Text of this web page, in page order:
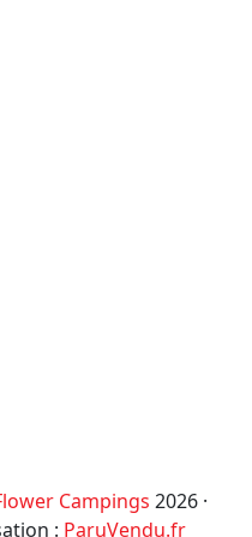
Campings 2026 ·
: ParuVendu.fr